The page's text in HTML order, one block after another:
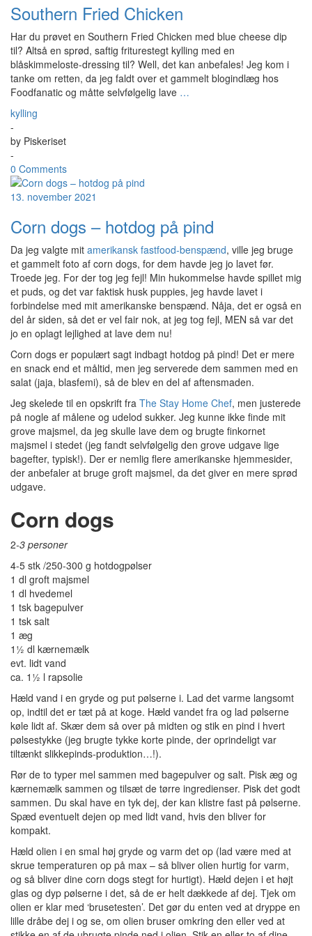
Southern Fried Chicken
Har du prøvet en Southern Fried Chicken med blue cheese dip
til? Altså en sprød, saftig friturestegt kylling med en
blåskimmeloste-dressing til? Well, det kan anbefales! Jeg kom i
tanke om retten, da jeg faldt over et gammelt blogindlæg hos
Foodfanatic og måtte selvfølgelig lave …
kylling
-
by Piskeriset
-
0 Comments
13. november 2021
Corn dogs – hotdog på pind
Da jeg valgte mit amerikansk fastfood-benspænd, ville jeg bruge
et gammelt foto af corn dogs, for dem havde jeg jo lavet før.
Troede jeg. For der tog jeg fejl! Min hukommelse havde spillet mig
et puds, og det var faktisk husk puppies, jeg havde lavet i
forbindelse med mit amerikanske benspænd. Nåja, det er også en
del år siden, så det er vel fair nok, at jeg tog fejl, MEN så var det
jo en oplagt lejlighed at lave dem nu!
Corn dogs er populært sagt indbagt hotdog på pind! Det er mere
en snack end et måltid, men jeg serverede dem sammen med en
salat (jaja, blasfemi), så de blev en del af aftensmaden.
Jeg skelede til en opskrift fra The Stay Home Chef, men justerede
på nogle af målene og udelod sukker. Jeg kunne ikke finde mit
grove majsmel, da jeg skulle lave dem og brugte finkornet
majsmel i stedet (jeg fandt selvfølgelig den grove udgave lige
bagefter, typisk!). Der er nemlig flere amerikanske hjemmesider,
der anbefaler at bruge groft majsmel, da det giver en mere sprød
udgave.
Corn dogs
2-3 personer
4-5 stk /250-300 g hotdogpølser
1 dl groft majsmel
1 dl hvedemel
1 tsk bagepulver
1 tsk salt
1 æg
1½ dl kærnemælk
evt. lidt vand
ca. 1½ l rapsolie
Hæld vand i en gryde og put pølserne i. Lad det varme langsomt
op, indtil det er tæt på at koge. Hæld vandet fra og lad pølserne
køle lidt af. Skær dem så over på midten og stik en pind i hvert
pølsestykke (jeg brugte tykke korte pinde, der oprindeligt var
tiltænkt slikkepinds-produktion…!).
Rør de to typer mel sammen med bagepulver og salt. Pisk æg og
kærnemælk sammen og tilsæt de tørre ingredienser. Pisk det godt
sammen. Du skal have en tyk dej, der kan klistre fast på pølserne.
Spæd eventuelt dejen op med lidt vand, hvis den bliver for
kompakt.
Hæld olien i en smal høj gryde og varm det op (lad være med at
skrue temperaturen op på max – så bliver olien hurtig for varm,
og så bliver dine corn dogs stegt for hurtigt). Hæld dejen i et højt
glas og dyp pølserne i det, så de er helt dækkede af dej. Tjek om
olien er klar med ‘brusetesten’. Det gør du enten ved at dryppe en
lille dråbe dej i og se, om olien bruser omkring den eller ved at